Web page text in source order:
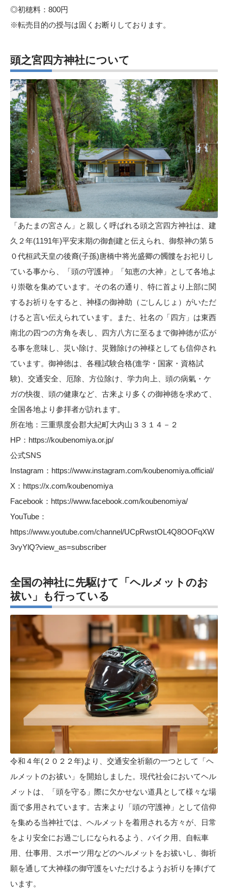
◎初穂料：800円
※転売目的の授与は固くお断りしております。
頭之宮四方神社について
「あたまの宮さん」と親しく呼ばれる頭之宮四方神社は、建
久２年(1191年)平安末期の御創建と伝えられ、御祭神の第５
０代桓武天皇の後裔(子孫)唐橋中将光盛卿の髑髏をお祀りし
ている事から、「頭の守護神」「知恵の大神」として各地よ
り崇敬を集めています。その名の通り、特に首より上部に関
するお祈りをすると、神様の御神助（ごしんじょ）がいただ
けると言い伝えられています。また、社名の「四方」は東西
南北の四つの方角を表し、四方八方に至るまで御神徳が広が
る事を意味し、災い除け、災難除けの神様としても信仰され
ています。御神徳は、各種試験合格(進学・国家・資格試
験)、交通安全、厄除、方位除け、学力向上、頭の病氣・ケ
ガの快復、頭の健康など、古来より多くの御神徳を求めて、
全国各地より参拝者が訪れます。
所在地：三重県度会郡大紀町大内山３３１４－２
HP： https://koubenomiya.or.jp/
公式SNS
Instagram： https://www.instagram.com/koubenomiya.official/
X： https://x.com/koubenomiya
Facebook： https://www.facebook.com/koubenomiya/
YouTube：
https://www.youtube.com/channel/UCpRwstOL4Q8OOFqXW
3vyYlQ?view_as=subscriber
全国の神社に先駆けて「ヘルメットのお
祓い」も行っている
令和４年(２０２２年)より、交通安全祈願の一つとして「ヘ
ルメットのお祓い」を開始しました。現代社会においてヘル
メットは、「頭を守る」際に欠かせない道具として様々な場
面で多用されています。古来より「頭の守護神」として信仰
を集める当神社では、ヘルメットを着用される方々が、日常
をより安全にお過ごしになられるよう、バイク用、自転車
用、仕事用、スポーツ用などのヘルメットをお祓いし、御祈
願を通して大神様の御守護をいただけるようお祈りを捧げて
います。